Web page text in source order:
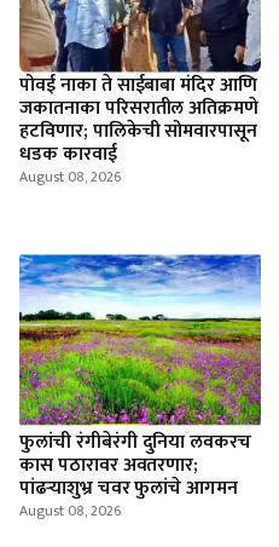
पोवई नाका ते साईबाबा मंदिर आणि
जकातनाका परिसरातील अतिक्रमणे
हटविणार; पालिकेची सोमवारपासून
धडक कारवाई
August 08, 2026
फुलांची रंगीबेरंगी दुनिया लवकरच
कास पठारावर अवतरणार;
पांढऱ्याशुभ्र चवर फुलांचे आगमन
August 08, 2026